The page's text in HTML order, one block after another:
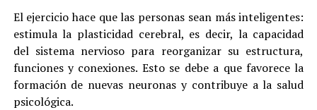
El ejercicio hace que las personas sean más inteligentes:
estimula la plasticidad cerebral, es decir, la capacidad
del sistema nervioso para reorganizar su estructura,
funciones y conexiones. Esto se debe a que favorece la
formación de nuevas neuronas y contribuye a la salud
psicológica.